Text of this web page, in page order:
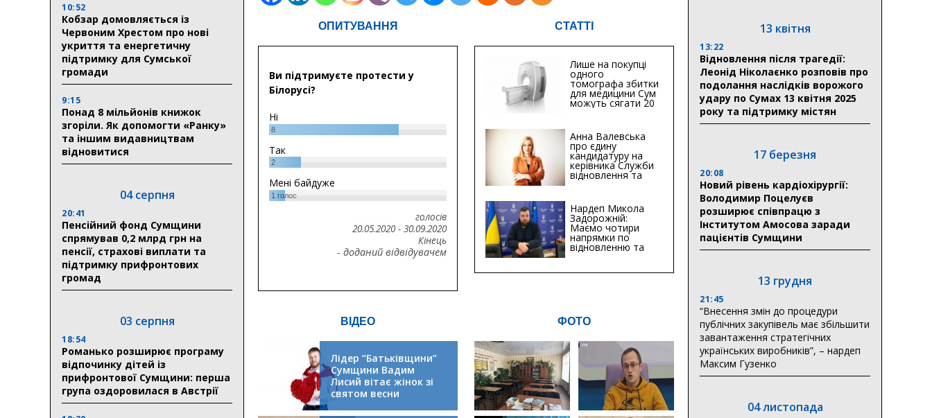
10:52
Кобзар домовляється із
Червоним Хрестом про нові
укриття та енергетичну
підтримку для Сумської
громади
9:15
Понад 8 мільйонів книжок
згоріли. Як допомогти «Ранку»
та іншим видавництвам
відновитися
04 серпня
20:41
Пенсійний фонд Сумщини
спрямував 0,2 млрд грн на
пенсії, страхові виплати та
підтримку прифронтових
громад
03 серпня
18:54
Романько розширює програму
відпочинку дітей із
прифронтової Сумщини: перша
група оздоровилася в Австрії
ОПИТУВАННЯ
Ви підтримуєте протести у
Білорусі?
Ні
8
Так
2
Мені байдуже
1голос
голосів
20.05.2020- 30.09.2020
Кінець
- доданий відвідувачем
СТАТТІ
Лише на покупці
одного
томографа збитки
для медицини Сум
можуть сягати 20
мільйонів гривень
Анна Валевська
про єдину
кандидатуру на
керівника Служби
відновлення та
інфраструктури у
Хіба...
Нардеп Микола
Задорожній:
Маємо чотири
напрямки по
відновленню та
будівництву
інфраструктури
ВІДЕО
Лідер “Батьківщини”
Сумщини Вадим
Лисий вітає жінок зі
святом весни
ФОТО
13 квітня
13:22
Відновлення після трагедії:
Леонід Ніколаєнко розповів про
подолання наслідків ворожого
удару по Сумах 13 квітня 2025
року та підтримку містян
17 березня
20:08
Новий рівень кардіохірургії:
Володимир Поцелуєв
розширює співпрацю з
Інститутом Амосова заради
пацієнтів Сумщини
13 грудня
21:45
“Внесення змін до процедури
публічних закупівель має збільшити
завантаження стратегічних
українських виробників”, – нардеп
Максим Гузенко
04 листопада